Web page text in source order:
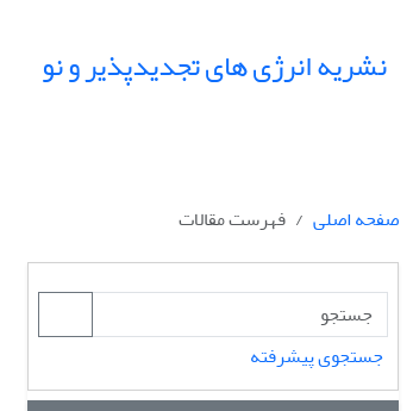
نشریه انرژی های تجدیدپذیر و نو
صفحه اصلی
فهرست مقالات
جستجوی پیشرفته